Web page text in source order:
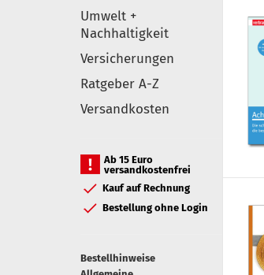
Umwelt +
Nachhaltigkeit
Versicherungen
Ratgeber A-Z
Versandkosten
Ab 15 Euro
versandkostenfrei
Kauf auf Rechnung
Bestellung ohne Login
Bestellhinweise